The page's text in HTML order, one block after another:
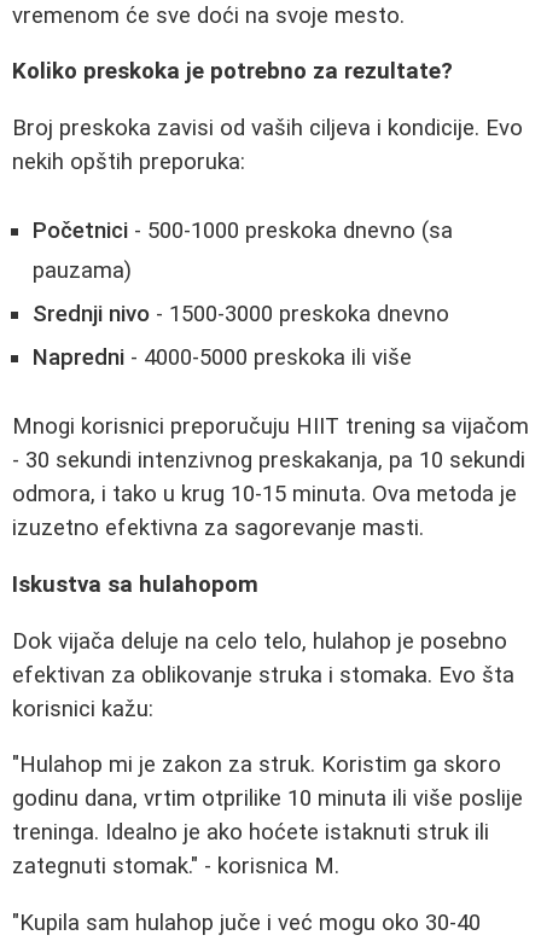
vremenom će sve doći na svoje mesto.
Koliko preskoka je potrebno za rezultate?
Broj preskoka zavisi od vaših ciljeva i kondicije. Evo
nekih opštih preporuka:
Početnici - 500-1000 preskoka dnevno (sa
pauzama)
Srednji nivo - 1500-3000 preskoka dnevno
Napredni - 4000-5000 preskoka ili više
Mnogi korisnici preporučuju HIIT trening sa vijačom
- 30 sekundi intenzivnog preskakanja, pa 10 sekundi
odmora, i tako u krug 10-15 minuta. Ova metoda je
izuzetno efektivna za sagorevanje masti.
Iskustva sa hulahopom
Dok vijača deluje na celo telo, hulahop je posebno
efektivan za oblikovanje struka i stomaka. Evo šta
korisnici kažu:
"Hulahop mi je zakon za struk. Koristim ga skoro
godinu dana, vrtim otprilike 10 minuta ili više poslije
treninga. Idealno je ako hoćete istaknuti struk ili
zategnuti stomak." - korisnica M.
"Kupila sam hulahop juče i već mogu oko 30-40